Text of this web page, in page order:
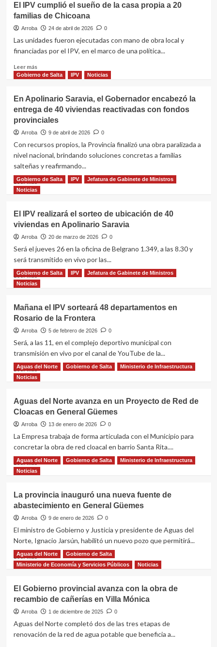
de
pueblos
originarios
rurales
fondos
provinciales,
Sáenz
viviendas
Moldes
una
obra
paralizada
El IPV cumplió el sueño de la casa propia a 20
familias de Chicoana
Arroba 24 de abril de 2026 0
Las unidades fueron ejecutadas con mano de obra local y
financiadas por el IPV, en el marco de una política...
Leer másLeer
más
IPV
cumplió
el
sueño
la
casa
propia
a
20
familias
Chicoana
Gobierno de Salta IPV Noticias
En Apolinario Saravia, el Gobernador encabezó la
entrega de 40 viviendas reactivadas con fondos
provinciales
Arroba 9 de abril de 2026 0
Con recursos propios, la Provincia finalizó una obra paralizada a
nivel nacional, brindando soluciones concretas a familias
salteñas y reafirmando...
Leer másLeer
más
Apolinario
Saravia,
el
la
entrega
de
reactivadas
con
fondos
Gobierno de Salta IPV
Jefatura de Gabinete de Ministros
Noticias
El IPV realizará el sorteo de ubicación de 40
viviendas en Apolinario Saravia
Arroba 20 de marzo de 2026 0
Será el jueves 26 en la oficina de Belgrano 1.349, a las 8.30 y
será transmitido en vivo por las...
Leer másLeer
más
IPV
realizará
el
ubicación
de
40
Apolinario
Saravia
Gobierno de Salta IPV
Jefatura de Gabinete de Ministros
Noticias
Mañana el IPV sorteará 48 departamentos en
Rosario de la Frontera
Arroba 5 de febrero de 2026 0
Será, a las 11, en el complejo deportivo municipal con
transmisión en vivo por el canal de YouTube de la...
Leer másLeer
más
el
IPV
sorteará
departamentos
en
Rosario
de
Aguas del Norte Gobierno de Salta
Ministerio de Infraestructura
Noticias
Aguas del Norte avanza en un Proyecto de Red de
Cloacas en General Güemes
Arroba 13 de enero de 2026 0
La Empresa trabaja de forma articulada con el Municipio para
concretar la obra de red cloacal en barrio Santa Rita....
Leer másLeer
más
del
Norte
avanza
Proyecto
de
Red
en
General
Güemes
Aguas del Norte Gobierno de Salta
Ministerio de Infraestructura
Noticias
La provincia inauguró una nueva fuente de
abastecimiento en General Güemes
Arroba 9 de enero de 2026 0
El ministro de Gobierno y Justicia y presidente de Aguas del
Norte, Ignacio Jarsún, habilitó un nuevo pozo que permitirá...
Leer másLeer
más
provincia
inauguró
una
de
Aguas del Norte
Gobierno de Salta
Ministerio de Economía y Servicios Públicos
Noticias
El Gobierno provincial avanza con la obra de
recambio de cañerías en Villa Mónica
Arroba 1 de diciembre de 2025 0
Aguas del Norte completó dos de las tres etapas de
renovación de la red de agua potable que beneficia a...